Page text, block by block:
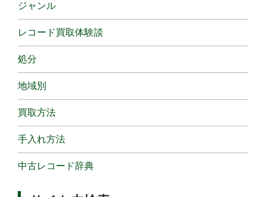
ジャンル
レコード買取体験談
処分
地域別
買取方法
手入れ方法
中古レコード辞典